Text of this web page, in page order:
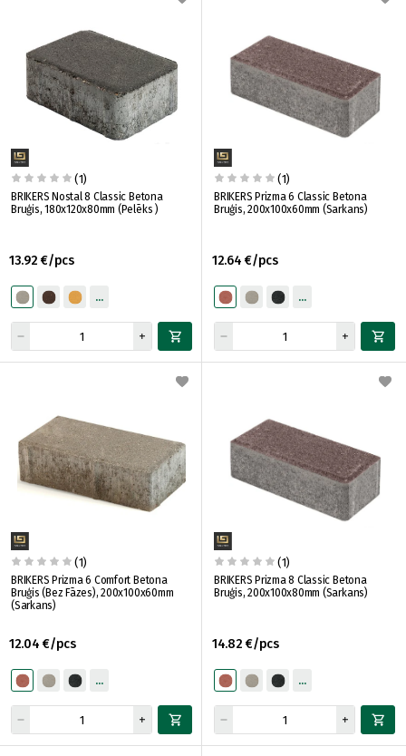
(1)
BRIKERS Nostal 8 Classic Betona
Bruģis, 180x120x80mm (Pelēks )
13.92 €/pcs
(1)
BRIKERS Prizma 6 Classic Betona
Bruģis, 200x100x60mm (Sarkans)
12.64 €/pcs
(1)
BRIKERS Prizma 6 Comfort Betona
Bruģis (Bez Fāzes), 200x100x60mm
(Sarkans)
12.04 €/pcs
(1)
BRIKERS Prizma 8 Classic Betona
Bruģis, 200x100x80mm (Sarkans)
14.82 €/pcs